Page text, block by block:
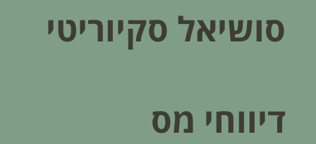
סושיאל סקיוריטי
דיווחי מס